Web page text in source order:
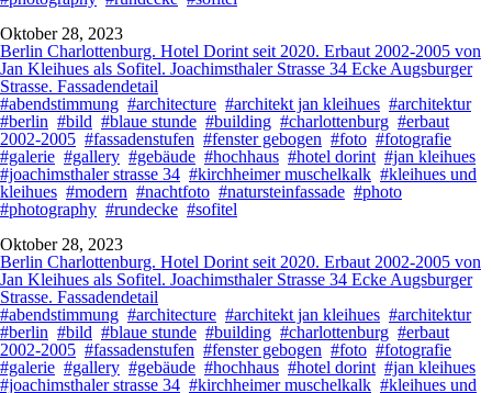
Oktober 28, 2023
Berlin Charlottenburg. Hotel Dorint seit 2020. Erbaut 2002-2005 von
Jan Kleihues als Sofitel. Joachimsthaler Strasse 34 Ecke Augsburger
Strasse. Fassadendetail
#abendstimmung #architecture #architekt jan kleihues #architektur
#berlin #bild #blaue stunde #building #charlottenburg #erbaut
2002-2005 #fassadenstufen #fenster gebogen #foto #fotografie
#galerie #gallery #gebäude #hochhaus #hotel dorint #jan kleihues
#joachimsthaler strasse 34 #kirchheimer muschelkalk #kleihues und
kleihues #modern #nachtfoto #natursteinfassade #photo
#photography #rundecke #sofitel
Oktober 28, 2023
Berlin Charlottenburg. Hotel Dorint seit 2020. Erbaut 2002-2005 von
Jan Kleihues als Sofitel. Joachimsthaler Strasse 34 Ecke Augsburger
Strasse. Fassadendetail
#abendstimmung #architecture #architekt jan kleihues #architektur
#berlin #bild #blaue stunde #building #charlottenburg #erbaut
2002-2005 #fassadenstufen #fenster gebogen #foto #fotografie
#galerie #gallery #gebäude #hochhaus #hotel dorint #jan kleihues
#joachimsthaler strasse 34 #kirchheimer muschelkalk #kleihues und